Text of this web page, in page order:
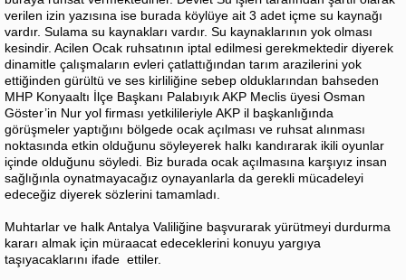
verilen izin yazısına ise burada köylüye ait 3 adet içme su kaynağı
vardır. Sulama su kaynakları vardır. Su kaynaklarının yok olması
kesindir. Acilen Ocak ruhsatının iptal edilmesi gerekmektedir diyerek
dinamitle çalışmaların evleri çatlattığından tarım arazilerini yok
ettiğinden gürültü ve ses kirliliğine sebep olduklarından bahseden
MHP Konyaaltı İlçe Başkanı Palabıyık AKP Meclis üyesi Osman
Göster’in Nur yol firması yetkilileriyle AKP il başkanlığında
görüşmeler yaptığını bölgede ocak açılması ve ruhsat alınması
noktasında etkin olduğunu söyleyerek halkı kandırarak ikili oyunlar
içinde olduğunu söyledi. Biz burada ocak açılmasına karşıyız insan
sağlığınla oynatmayacağız oynayanlarla da gerekli mücadeleyi
edeceğiz diyerek sözlerini tamamladı.
Muhtarlar ve halk Antalya Valiliğine başvurarak yürütmeyi durdurma
kararı almak için müraacat edeceklerini konuyu yargıya
taşıyacaklarını ifade ettiler.